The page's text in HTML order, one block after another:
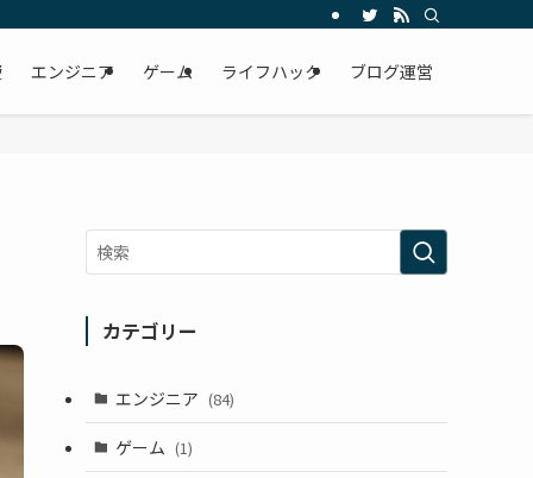
エンジニア ゲーム ライフハック ブログ運営
カテゴリー
エンジニア (84)
ゲーム (1)